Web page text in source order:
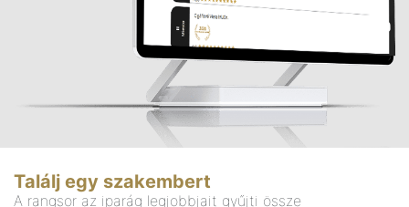
Találj egy szakembert
A rangsor az iparág legjobbjait gyűjti össze